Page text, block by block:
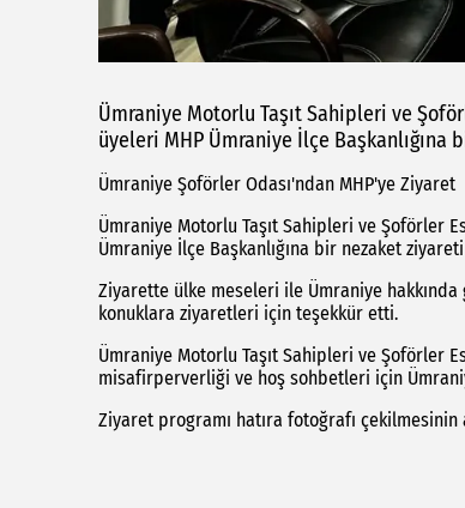
Ümraniye Motorlu Taşıt Sahipleri ve
üyeleri MHP Ümraniye İlçe
Ümraniye Şoförler Odası'ndan MHP'ye Ziyaret
Ümraniye Motorlu Taşıt Sahipleri ve Şoförler
Ümraniye İlçe Başkanlığına bir nezaket
Ziyarette ülke meseleri ile Ümraniye hakkında
konuklara ziyaretleri için teşekkür etti.
Ümraniye Motorlu Taşıt Sahipleri ve Şoförler
misafirperverliği ve hoş sohbetleri için
Ziyaret programı hatıra fotoğrafı çekilmesinin